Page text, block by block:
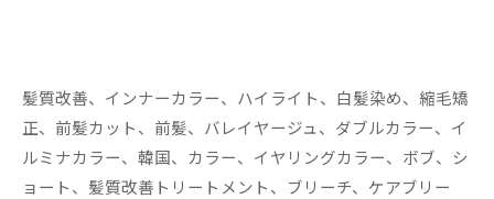
髪質改善、インナーカラー、ハイライト、白髪染め、縮毛矯
正、前髪カット、前髪、バレイヤージュ、ダブルカラー、イ
ルミナカラー、韓国、カラー、イヤリングカラー、ボブ、シ
ョート、髪質改善トリートメント、ブリーチ、ケアブリー